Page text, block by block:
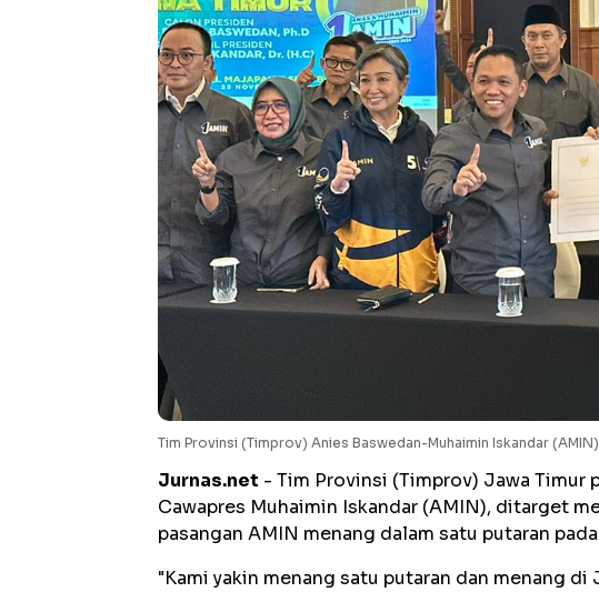
Tim Provinsi (Timprov) Anies Baswedan-Muhaimin Iskandar
Jurnas.net - Tim Provinsi (Timprov) Jawa Timur
Cawapres Muhaimin Iskandar (AMIN), ditarget
pasangan AMIN menang dalam satu putaran
"Kami yakin menang satu putaran dan menang